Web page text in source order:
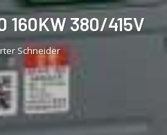
160KW 380/415V
Schneider